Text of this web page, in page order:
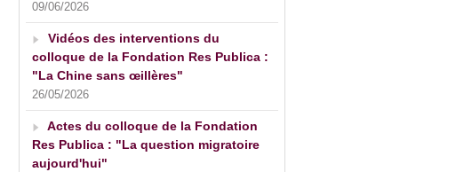
09/06/2026
Vidéos des interventions du
colloque de la Fondation Res Publica :
"La Chine sans œillères"
26/05/2026
Actes du colloque de la Fondation
Res Publica : "La question migratoire
aujourd'hui"